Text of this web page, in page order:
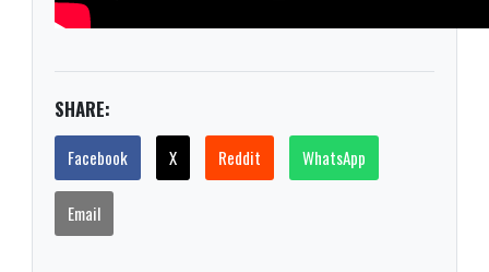
SHARE:
Facebook X Reddit WhatsApp
Email